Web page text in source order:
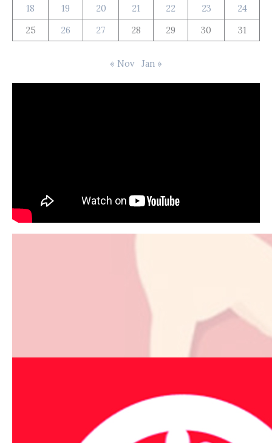
18 19 20 21 22 23
24
25
26 27 28 29 30 31
« Nov Jan »